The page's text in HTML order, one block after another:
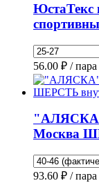
ЮстаТекс
56.00 ₽ / пара
"АЛЯСКА"
Москва
93.60 ₽ / пара